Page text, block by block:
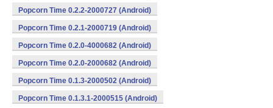
Popcorn Time 0.2.2-2000727 (Android)
Popcorn Time 0.2.1-2000719 (Android)
Popcorn Time 0.2.0-4000682 (Android)
Popcorn Time 0.2.0-2000682 (Android)
Popcorn Time 0.1.3-2000502 (Android)
Popcorn Time 0.1.3.1-2000515 (Android)